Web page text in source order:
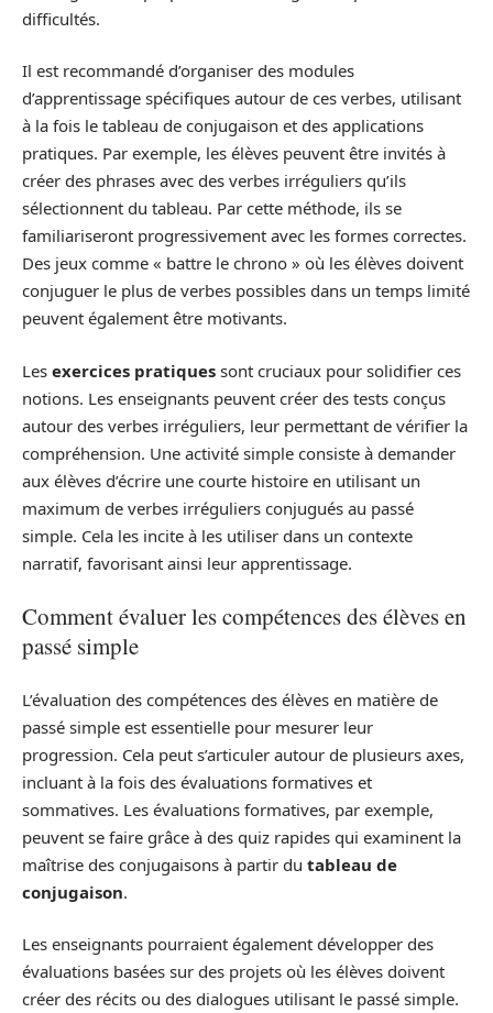
difficultés.
Il est recommandé d’organiser des modules
d’apprentissage spécifiques autour de ces verbes, utilisant
à la fois le tableau de conjugaison et des applications
pratiques. Par exemple, les élèves peuvent être invités à
créer des phrases avec des verbes irréguliers qu’ils
sélectionnent du tableau. Par cette méthode, ils se
familiariseront progressivement avec les formes correctes.
Des jeux comme « battre le chrono » où les élèves doivent
conjuguer le plus de verbes possibles dans un temps limité
peuvent également être motivants.
Les exercices pratiques sont cruciaux pour solidifier ces
notions. Les enseignants peuvent créer des tests conçus
autour des verbes irréguliers, leur permettant de vérifier la
compréhension. Une activité simple consiste à demander
aux élèves d’écrire une courte histoire en utilisant un
maximum de verbes irréguliers conjugués au passé
simple. Cela les incite à les utiliser dans un contexte
narratif, favorisant ainsi leur apprentissage.
Comment évaluer les compétences des élèves en
passé simple
L’évaluation des compétences des élèves en matière de
passé simple est essentielle pour mesurer leur
progression. Cela peut s’articuler autour de plusieurs axes,
incluant à la fois des évaluations formatives et
sommatives. Les évaluations formatives, par exemple,
peuvent se faire grâce à des quiz rapides qui examinent la
maîtrise des conjugaisons à partir du tableau de
conjugaison.
Les enseignants pourraient également développer des
évaluations basées sur des projets où les élèves doivent
créer des récits ou des dialogues utilisant le passé simple.